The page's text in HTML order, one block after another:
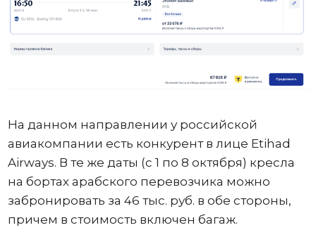
На данном направлении у российской
авиакомпании есть конкурент в лице Etihad
Airways. В те же даты (с 1 по 8 октября) кресла
на бортах арабского перевозчика можно
забронировать за 46 тыс. руб. в обе стороны,
причем в стоимость включен багаж.